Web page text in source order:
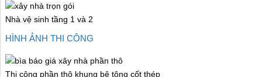
Nhà vệ sinh tầng 1 và 2
HÌNH ẢNH THI CÔNG
Thi công phần thô khung bê tông cốt thép